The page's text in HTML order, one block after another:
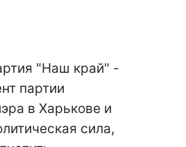
"Наш край" -
партии
в Харькове и
сила,